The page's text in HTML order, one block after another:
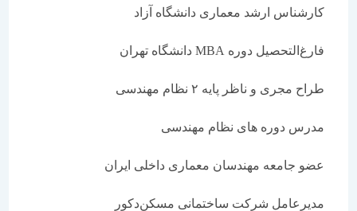
کارشناس ارشد معماری دانشگاه آزاد
فارغ‌التحصیل دوره MBA دانشگاه تهران
طراح مجری و ناظر پایه ۲ نظام مهندسی
مدرس دوره های نظام مهندسی
عضو جامعه مهندسان معماری داخلی ایران
مدیرعامل شرکت ساختمانی مسکن‌دکور